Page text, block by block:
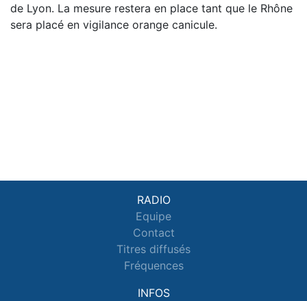
de Lyon. La mesure restera en place tant que le Rhône
sera placé en vigilance orange canicule.
RADIO
Equipe
Contact
Titres diffusés
Fréquences
INFOS